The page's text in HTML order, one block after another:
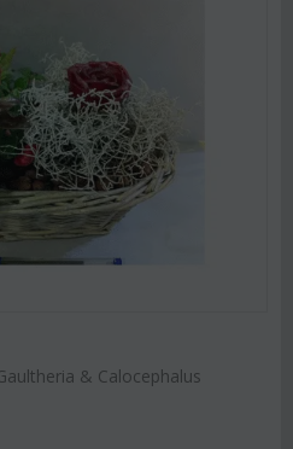
& Calocephalus